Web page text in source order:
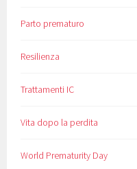
Parto prematuro
Resilienza
Trattamenti IC
Vita dopo la perdita
World Prematurity Day